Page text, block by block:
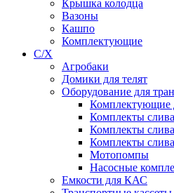
Крышка колодца
Вазоны
Кашпо
Комплектующие
С/Х
Агробаки
Домики для телят
Оборудование для
Комплектующие
Комплекты
Комплекты
Комплекты
Мотопомпы
Насосные
Емкости для КАС